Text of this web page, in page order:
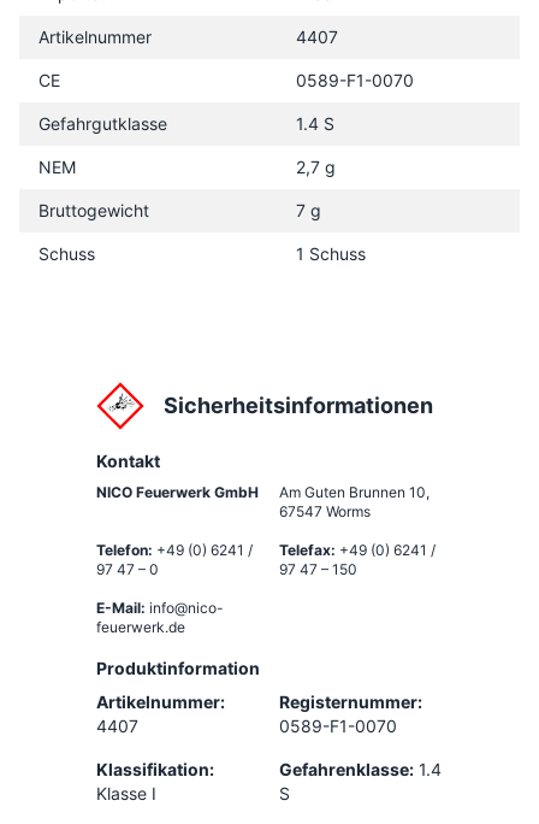
Artikelnummer 4407
CE 0589-F1-0070
Gefahrgutklasse 1.4 S
NEM 2,7 g
Bruttogewicht 7 g
Schuss 1 Schuss
Sicherheitsinformationen
Kontakt
NICO Feuerwerk GmbH Am Guten Brunnen 10,
67547 Worms
Telefon: +49 (0) 6241 /
97 47 – 0
Telefax: +49 (0) 6241 /
97 47 – 150
E-Mail: info@nico-
feuerwerk.de
Produktinformation
Artikelnummer:
4407
Registernummer:
0589-F1-0070
Klassifikation:
Klasse I
Gefahrenklasse: 1.4
S